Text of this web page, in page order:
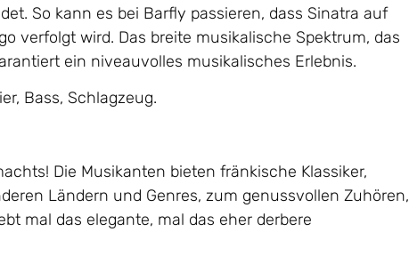
So kann es bei Barfly passieren, dass Sinatra auf
verfolgt wird. Das breite musikalische Spektrum, das
ein niveauvolles musikalisches Erlebnis.
Bass, Schlagzeug.
Die Musikanten bieten fränkische Klassiker,
Ländern und Genres, zum genussvollen Zuhören,
mal das elegante, mal das eher derbere